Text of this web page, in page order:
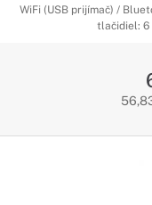
WiFi (USB prijímač) /
tlačidiel: 6